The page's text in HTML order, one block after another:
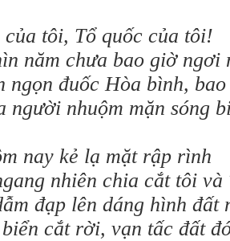
của tôi, Tổ quốc của tôi!
năm chưa bao giờ ngơi
ngọn đuốc Hòa bình,
người nhuộm mặn sóng
nay kẻ lạ mặt rập rình
nhiên chia cắt tôi và
đạp lên dáng hình đất
cắt rời, vạn tấc đất